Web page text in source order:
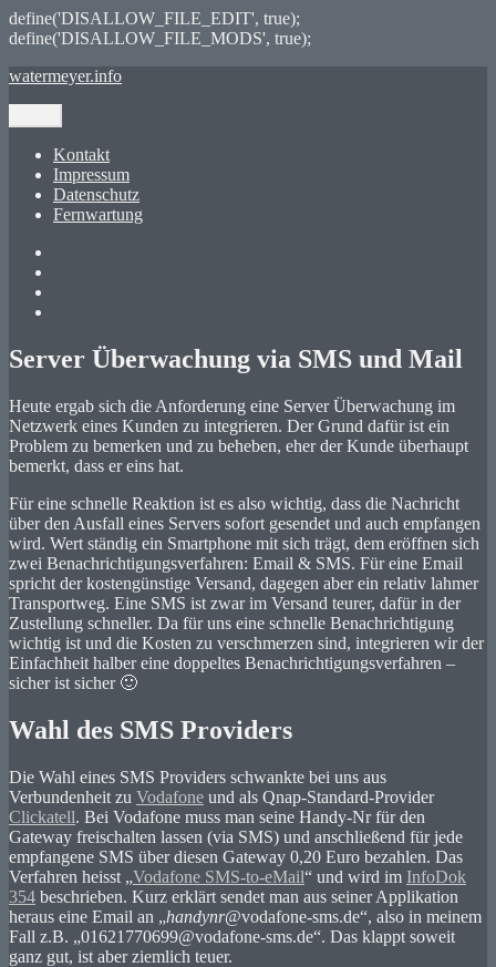
define('DISALLOW_FILE_EDIT', true);
define('DISALLOW_FILE_MODS', true);
Zum
watermeyer.info
Kontakt
Impressum
Datenschutz
Fernwartung
Server Überwachung via SMS und Mail
Heute ergab sich die Anforderung eine Server Überwachung im
Netzwerk eines Kunden zu integrieren. Der Grund dafür ist ein
Problem zu bemerken und zu beheben, eher der Kunde überhaupt
bemerkt, dass er eins hat.
Für eine schnelle Reaktion ist es also wichtig, dass die Nachricht
über den Ausfall eines Servers sofort gesendet und auch empfangen
wird. Wert ständig ein Smartphone mit sich trägt, dem eröffnen sich
zwei Benachrichtigungsverfahren: Email & SMS. Für eine Email
spricht der kostengünstige Versand, dagegen aber ein relativ lahmer
Transportweg. Eine SMS ist zwar im Versand teurer, dafür in der
Zustellung schneller. Da für uns eine schnelle Benachrichtigung
wichtig ist und die Kosten zu verschmerzen sind, integrieren wir der
Einfachheit halber eine doppeltes Benachrichtigungsverfahren –
sicher ist sicher 🙂
Wahl des SMS Providers
Die Wahl eines SMS Providers schwankte bei uns aus
Verbundenheit zu Vodafone und als Qnap-Standard-Provider
Clickatell. Bei Vodafone muss man seine Handy-Nr für den
Gateway freischalten lassen (via SMS) und anschließend für jede
empfangene SMS über diesen Gateway 0,20 Euro bezahlen. Das
Verfahren heisst „Vodafone SMS-to-eMail“ und wird im InfoDok
354 beschrieben. Kurz erklärt sendet man aus seiner Applikation
heraus eine Email an „handynr@vodafone-sms.de“, also in meinem
Fall z.B. „01621770699@vodafone-sms.de“. Das klappt soweit
ganz gut, ist aber ziemlich teuer.